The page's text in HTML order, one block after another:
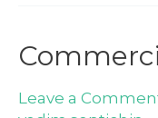
Leave a